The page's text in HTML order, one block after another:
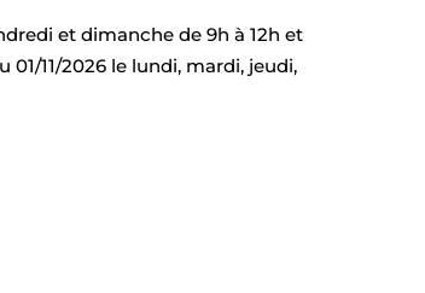
et dimanche de 9h à 12h et
01/11/2026 le lundi, mardi, jeudi,